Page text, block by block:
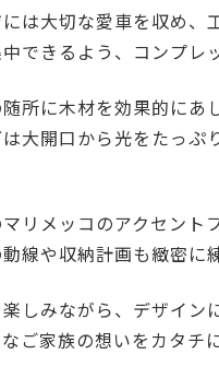
は大切な愛車を収め、
できるよう、コンプレ
所に木材を効果的にあ
大開口から光をたっぷ
リメッコのアクセント
線や収納計画も緻密に
楽しみながら、デザイン
ご家族の想いをカタチに